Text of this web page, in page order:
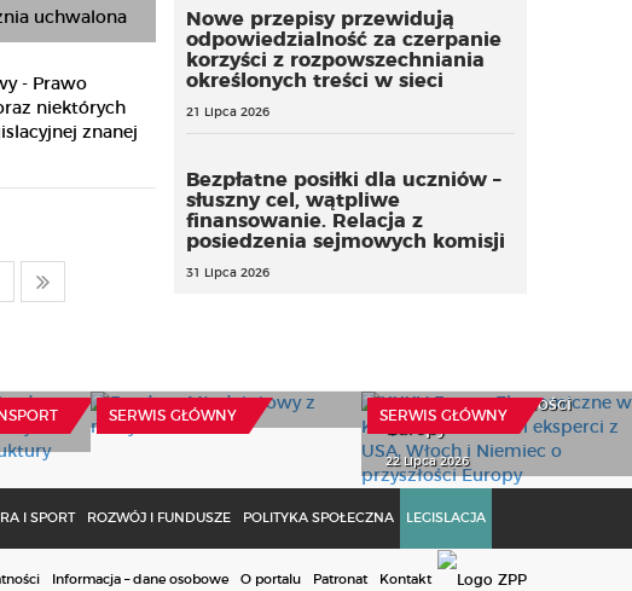
- Prawo
niektórych
znanej
Nowe przepisy przewidują
odpowiedzialność za czerpanie
korzyści z rozpowszechniania
określonych treści w sieci
21 Lipca 2026
Bezpłatne posiłki dla uczniów –
słuszny cel, wątpliwe
finansowanie. Relacja z
posiedzenia sejmowych komisji
31 Lipca 2026
SERWIS GŁÓWNY
28 Lipca 2026 SERWIS GŁÓWNY
Niemiec o przyszłości
22 Lipca 2026
I SPORT ROZWÓJ I FUNDUSZE POLITYKA SPOŁECZNA LEGISLACJA
Informacja – dane osobowe O portalu Patronat Kontakt